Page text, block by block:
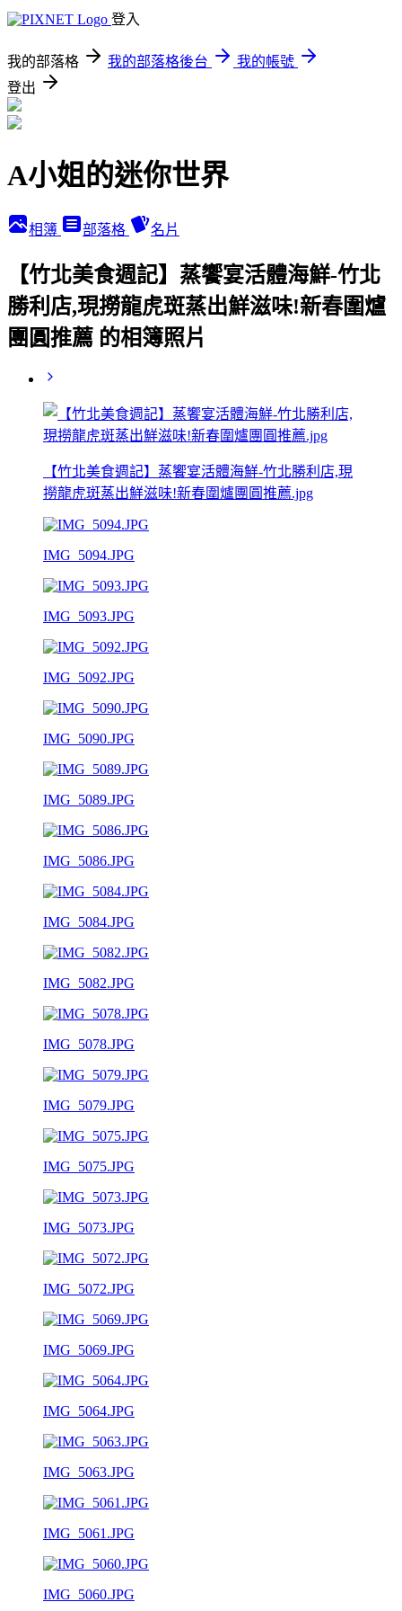
登入
我的部落格 我的部落格後台
我的帳號
登出
A小姐的迷你世界
相簿 部落格 名片
【竹北美食週記】蒸饗宴活體海鮮-竹北
勝利店,現撈龍虎斑蒸出鮮滋味!新春圍爐
團圓推薦 的相簿照片
【竹北美食週記】蒸饗宴活體海鮮-竹北勝利店,現
撈龍虎斑蒸出鮮滋味!新春圍爐團圓推薦.jpg
IMG_5094.JPG
IMG_5093.JPG
IMG_5092.JPG
IMG_5090.JPG
IMG_5089.JPG
IMG_5086.JPG
IMG_5084.JPG
IMG_5082.JPG
IMG_5078.JPG
IMG_5079.JPG
IMG_5075.JPG
IMG_5073.JPG
IMG_5072.JPG
IMG_5069.JPG
IMG_5064.JPG
IMG_5063.JPG
IMG_5061.JPG
IMG_5060.JPG